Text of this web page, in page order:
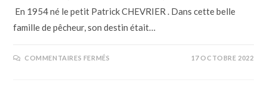
En 1954 né le petit Patrick CHEVRIER . Dans cette belle
famille de pêcheur, son destin était…
COMMENTAIRES FERMÉS 17 OCTOBRE 2022